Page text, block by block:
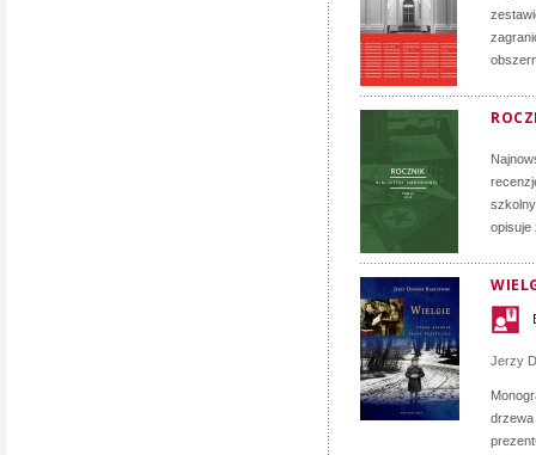
opisuje
Jerzy
drzewa